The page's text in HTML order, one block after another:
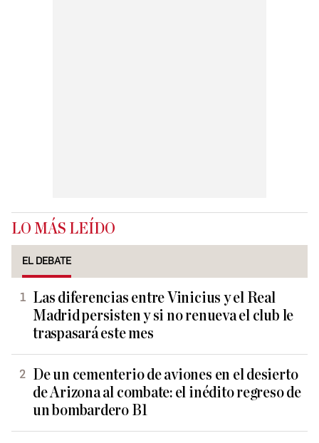
LO MÁS LEÍDO
EL DEBATE
Las diferencias entre Vinicius y el Real
Madrid persisten y si no renueva el club le
traspasará este mes
De un cementerio de aviones en el desierto
de Arizona al combate: el inédito regreso de
un bombardero B1